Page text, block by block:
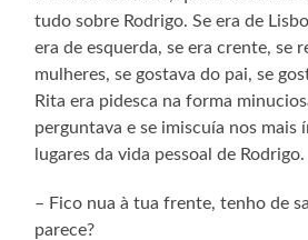
tudo sobre Rodrigo. Se era de
era de esquerda, se era crente, se
mulheres, se gostava do pai, se
Rita era pidesca na forma
perguntava e se imiscuía nos mais
lugares da vida pessoal de Rodrigo.
– Fico nua à tua frente, tenho de
parece?